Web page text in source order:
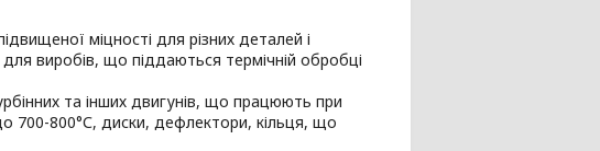
міцності для різних деталей і
виробів, що піддаються термічній обробці
та інших двигунів, що працюють при
700-800°С, диски, дефлектори, кільця, що